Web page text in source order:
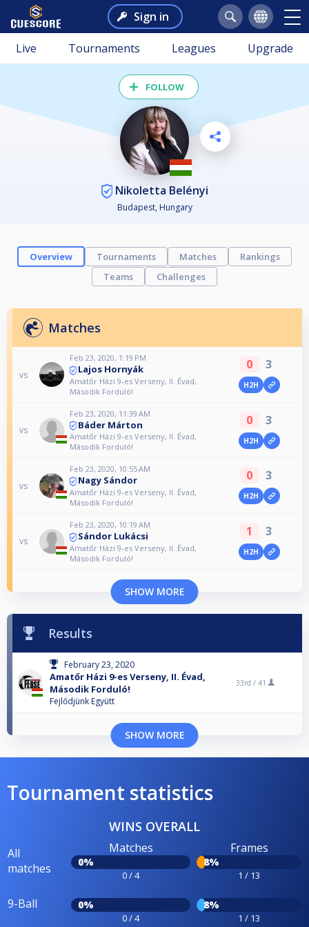
Sign in
Live Tournaments Leagues Upgrade
FOLLOW
Nikoletta Belényi
Budapest, Hungary
Overview Tournaments Matches
Rankings
Teams
Challenges
Matches
vs
Feb 23, 2020, 1:19 PM
Lajos Hornyák
Amatőr Házi 9-es Verseny, II. Évad,
Második Forduló!
0 3
H2H
vs
Feb 23, 2020, 11:39 AM
Báder Márton
Amatőr Házi 9-es Verseny, II. Évad,
Második Forduló!
0 3
H2H
vs
Feb 23, 2020, 10:55 AM
Nagy Sándor
Amatőr Házi 9-es Verseny, II. Évad,
Második Forduló!
0 3
H2H
vs
Feb 23, 2020, 10:19 AM
Sándor Lukácsi
Amatőr Házi 9-es Verseny, II. Évad,
Második Forduló!
1 3
H2H
SHOW MORE
Results
February 23, 2020
Amatőr Házi 9-es Verseny, II. Évad,
Második Forduló!
Fejlődjünk Együtt
33rd / 41
SHOW MORE
Tournament statistics
WINS OVERALL
All
matches
Matches
0%
0 / 4
Frames
8%
1 / 13
9-Ball 0%
0 / 4
8%
1 / 13